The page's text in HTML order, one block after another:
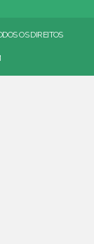
OS DIREITOS